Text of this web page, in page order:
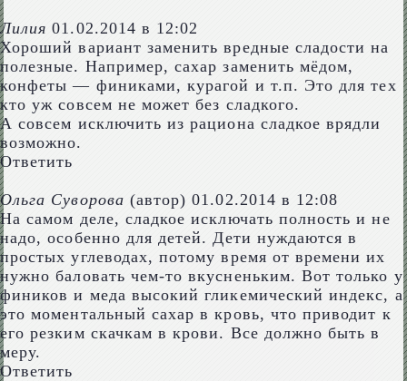
Лилия 01.02.2014 в 12:02
Хороший вариант заменить вредные сладости на
полезные. Например, сахар заменить мёдом,
конфеты — финиками, курагой и т.п. Это для тех
кто уж совсем не может без сладкого.
А совсем исключить из рациона сладкое врядли
возможно.
Ответить
Ольга Суворова (автор) 01.02.2014 в 12:08
На самом деле, сладкое исключать полность и не
надо, особенно для детей. Дети нуждаются в
простых углеводах, потому время от времени их
нужно баловать чем-то вкусненьким. Вот только у
фиников и меда высокий гликемический индекс, а
это моментальный сахар в кровь, что приводит к
его резким скачкам в крови. Все должно быть в
меру.
Ответить